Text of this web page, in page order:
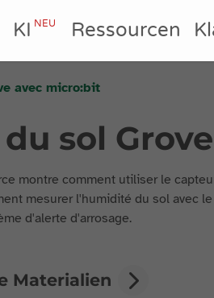
KINEU Ressourcen
avec micro:bit
sol
montre comment utiliser le
mesurer l'humidité du sol avec
d'alerte d'arrosage.
Materialien